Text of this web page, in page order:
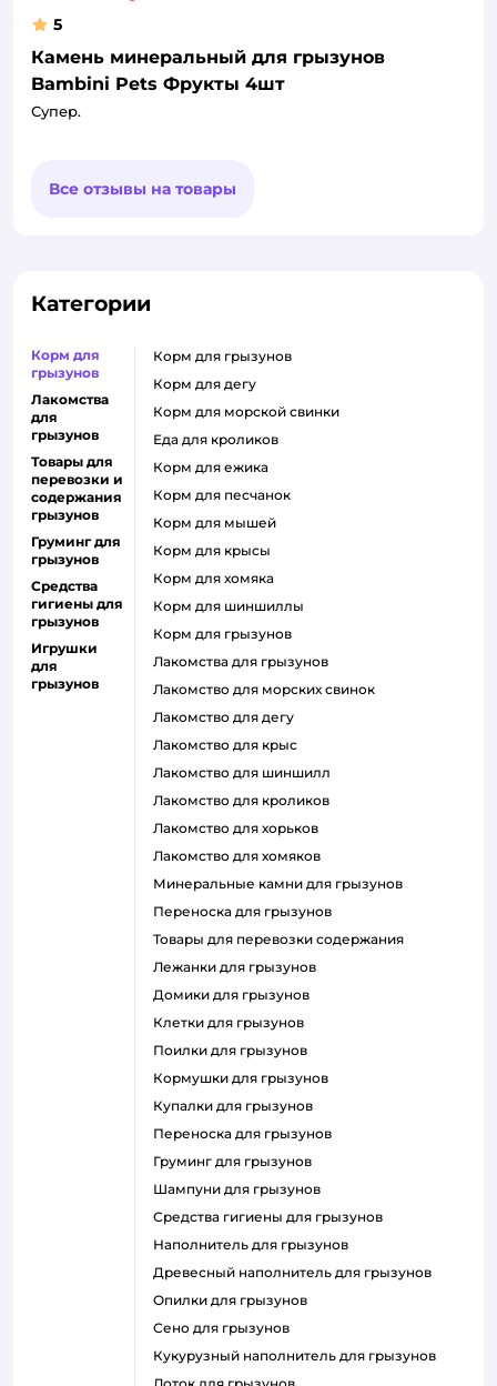
5
Камень минеральный для грызунов
Bambini Pets Фрукты 4шт
Супер.
Все отзывы на товары
Категории
Корм для
грызунов
Лакомства
для
грызунов
Товары для
перевозки и
содержания
грызунов
Груминг для
грызунов
Средства
гигиены для
грызунов
Игрушки
для
грызунов
корм для грызунов
корм для дегу
корм для морской свинки
еда для кроликов
корм для ежика
корм для песчанок
корм для мышей
корм для крысы
корм для хомяка
корм для шиншиллы
корм для грызунов
лакомства для грызунов
лакомство для морских свинок
лакомство для дегу
лакомство для крыс
лакомство для шиншилл
лакомство для кроликов
лакомство для хорьков
лакомство для хомяков
минеральные камни для грызунов
переноска для грызунов
товары для перевозки содержания
лежанки для грызунов
домики для грызунов
клетки для грызунов
поилки для грызунов
кормушки для грызунов
купалки для грызунов
переноска для грызунов
груминг для грызунов
шампуни для грызунов
средства гигиены для грызунов
наполнитель для грызунов
древесный наполнитель для грызунов
опилки для грызунов
сено для грызунов
кукурузный наполнитель для грызунов